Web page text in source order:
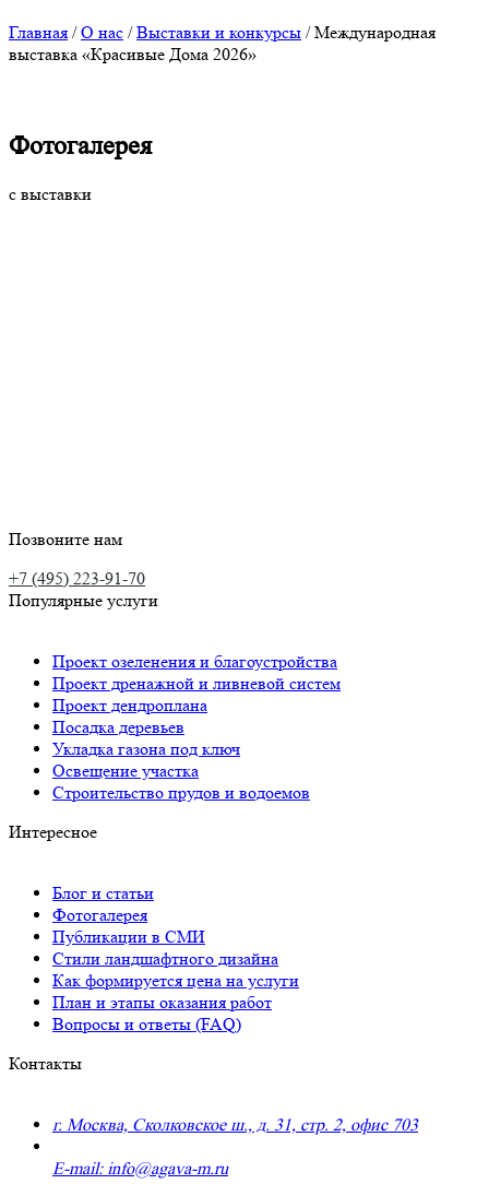
Главная /О нас /Выставки и конкурсы /Международная
выставка «Красивые Дома 2026»
Фотогалерея
с выставки
Позвоните нам
+7 (495) 223-91-70
Популярные услуги
Проект озеленения и благоустройства
Проект дренажной и ливневой систем
Проект дендроплана
Посадка деревьев
Укладка газона под ключ
Освещение участка
Строительство прудов и водоемов
Интересное
Блог и статьи
Фотогалерея
Публикации в СМИ
Стили ландшафтного дизайна
Как формируется цена на услуги
План и этапы оказания работ
Вопросы и ответы (FAQ)
Контакты
г. Москва, Сколковское ш., д. 31, стр. 2, офис 703
E-mail: info@agava-m.ru